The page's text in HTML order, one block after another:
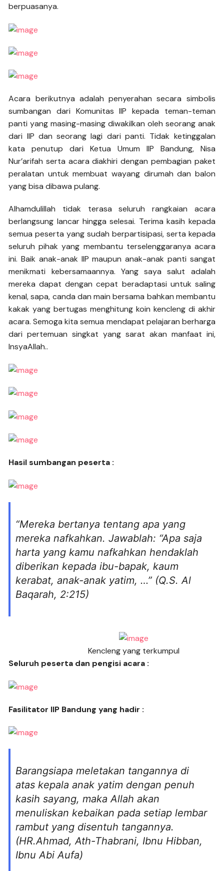
berpuasanya.
Acara berikutnya adalah penyerahan secara simbolis
sumbangan dari Komunitas IIP kepada teman-teman
panti yang masing-masing diwakilkan oleh seorang anak
dari IIP dan seorang lagi dari panti. Tidak ketinggalan
kata penutup dari Ketua Umum IIP Bandung, Nisa
Nur’arifah serta acara diakhiri dengan pembagian paket
peralatan untuk membuat wayang dirumah dan balon
yang bisa dibawa pulang.
Alhamdulillah tidak terasa seluruh rangkaian acara
berlangsung lancar hingga selesai. Terima kasih kepada
semua peserta yang sudah berpartisipasi, serta kepada
seluruh pihak yang membantu terselenggaranya acara
ini. Baik anak-anak IIP maupun anak-anak panti sangat
menikmati kebersamaannya. Yang saya salut adalah
mereka dapat dengan cepat beradaptasi untuk saling
kenal, sapa, canda dan main bersama bahkan membantu
kakak yang bertugas menghitung koin kencleng di akhir
acara. Semoga kita semua mendapat pelajaran berharga
dari pertemuan singkat yang sarat akan manfaat ini,
InsyaAllah..
Hasil sumbangan peserta :
“Mereka bertanya tentang apa yang
mereka nafkahkan. Jawablah: “Apa saja
harta yang kamu nafkahkan hendaklah
diberikan kepada ibu-bapak, kaum
kerabat, anak-anak yatim, …” (Q.S. Al
Baqarah, 2:215)
Kencleng yang terkumpul
Seluruh peserta dan pengisi acara :
Fasilitator IIP Bandung yang hadir :
Barangsiapa meletakan tangannya di
atas kepala anak yatim dengan penuh
kasih sayang, maka Allah akan
menuliskan kebaikan pada setiap lembar
rambut yang disentuh tangannya.
(HR.Ahmad, Ath-Thabrani, Ibnu Hibban,
Ibnu Abi Aufa)